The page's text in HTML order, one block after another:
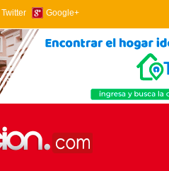
Twitter Google+